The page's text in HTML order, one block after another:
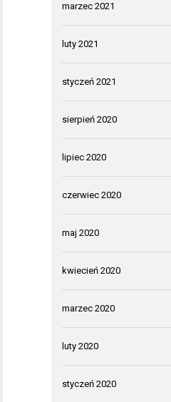
marzec 2021
luty 2021
styczeń 2021
sierpień 2020
lipiec 2020
czerwiec 2020
maj 2020
kwiecień 2020
marzec 2020
luty 2020
styczeń 2020